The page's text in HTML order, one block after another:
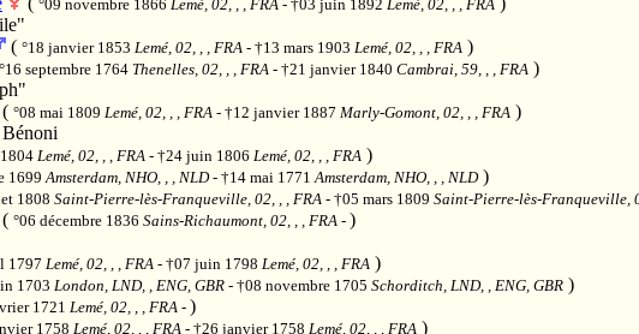
°09 novembre 1866 Lemé, 02, , , FRA - †03 juin 1892 Lemé, 02, , , FRA
( °18 janvier 1853 Lemé, 02, , , FRA - †13 mars 1903 Lemé, 02, , , FRA )
°16 septembre 1764 Thenelles, 02, , , FRA - †21 janvier 1840 Cambrai, 59, , , FRA )
( °08 mai 1809 Lemé, 02, , , FRA - †12 janvier 1887 Marly-Gomont, 02, , , FRA )
Lemé, 02, , , FRA - †24 juin 1806 Lemé, 02, , , FRA )
1699 Amsterdam, NHO, , , NLD- †14 mai 1771 Amsterdam, NHO, , , NLD)
1808 Saint-Pierre-lès-Franqueville, 02, , , FRA - †05 mars 1809 Saint-Pierre-lès-Franqueville,
( °06 décembre 1836 Sains-Richaumont, 02, , , FRA - )
1797 Lemé, 02, , , FRA - †07 juin 1798 Lemé, 02, , , FRA )
1703 London, LND, , ENG, GBR - †08 novembre 1705 Schorditch, LND, , ENG, GBR )
1721 Lemé, 02, , , FRA - )
1758 Lemé, 02, , , FRA - †26 janvier 1758 Lemé, 02, , , FRA )